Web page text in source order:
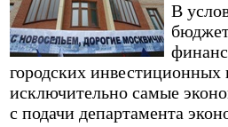
В
городских
исключительно самые
с подачи департамента